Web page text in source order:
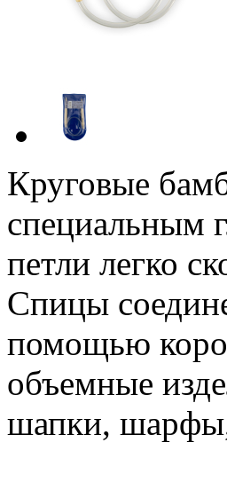
Круговые
специальным
петли легко
Спицы
помощью
объемные
шапки,